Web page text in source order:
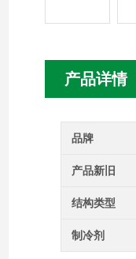
产品详情
品牌
产品新旧
结构类型
制冷剂